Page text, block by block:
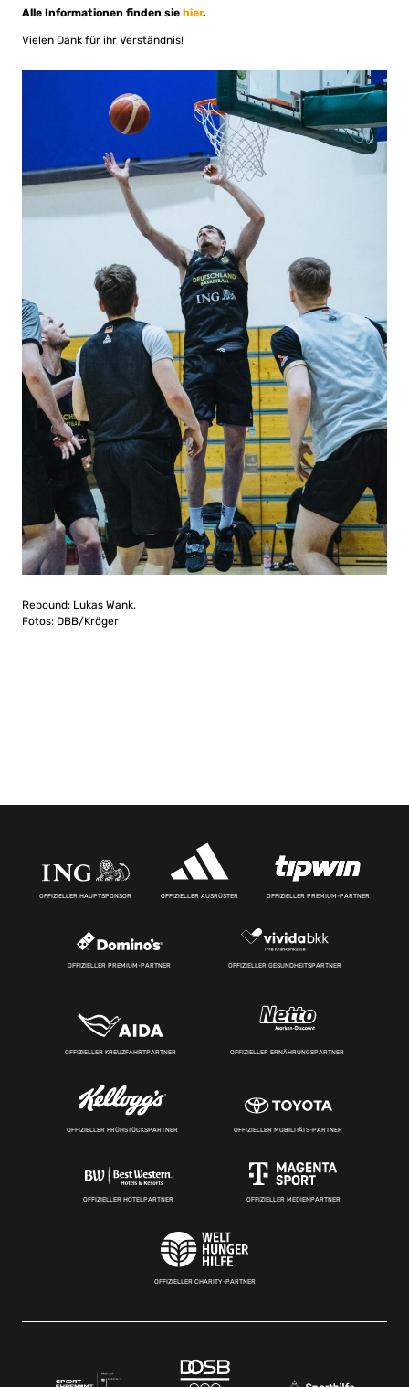
Alle Informationen finden sie hier.
Vielen Dank für ihr Verständnis!
Rebound: Lukas Wank.
Fotos: DBB/Kröger
OFFIZIELLER HAUPTSPONSOR OFFIZIELLER AUSRÜSTER OFFIZIELLER PREMIUM-PARTNER
OFFIZIELLER PREMIUM-PARTNER OFFIZIELLER GESUNDHEITSPARTNER
OFFIZIELLER KREUZFAHRTPARTNER OFFIZIELLER ERNÄHRUNGSPARTNER
OFFIZIELLER FRÜHSTÜCKSPARTNER OFFIZIELLER MOBILITÄTS-PARTNER
OFFIZIELLER HOTELPARTNER OFFIZIELLER MEDIENPARTNER
OFFIZIELLER CHARITY-PARTNER